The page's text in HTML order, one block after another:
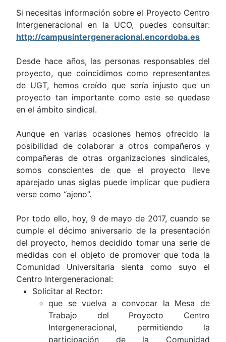
Si necesitas información sobre el Proyecto Centro
Intergeneracional en la UCO, puedes consultar:
http://campusintergeneracional.encordoba.es
Desde hace años, las personas responsables del
proyecto, que coincidimos como representantes
de UGT, hemos creído que sería injusto que un
proyecto tan importante como este se quedase
en el ámbito sindical.
Aunque en varias ocasiones hemos ofrecido la
posibilidad de colaborar a otros compañeros y
compañeras de otras organizaciones sindicales,
somos conscientes de que el proyecto lleve
aparejado unas siglas puede implicar que pudiera
verse como “ajeno”.
Por todo ello, hoy, 9 de mayo de 2017, cuando se
cumple el décimo aniversario de la presentación
del proyecto, hemos decidido tomar una serie de
medidas con el objeto de promover que toda la
Comunidad Universitaria sienta como suyo el
Centro Intergeneracional:
Solicitar al Rector:
que se vuelva a convocar la Mesa de
Trabajo del Proyecto Centro
Intergeneracional, permitiendo la
participación de la Comunidad